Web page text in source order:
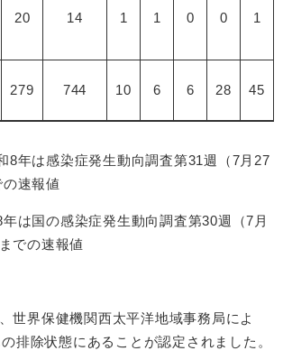
20 14 1 1 0 0 1
279 744 10 6 6 28 45
年は感染症発生動向調査第31週（7月27
速報値
は国の感染症発生動向調査第30週（7月
での速報値
世界保健機関西太平洋地域事務局によ
排除状態にあることが認定されました。